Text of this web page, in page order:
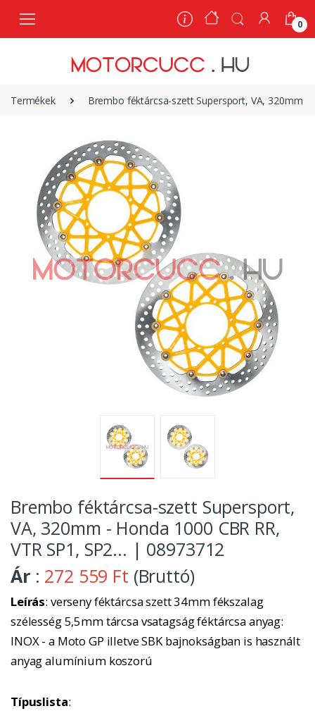
0
Termékek Brembo féktárcsa-szett Supersport, VA, 320mm -
Brembo féktárcsa-szett Supersport,
VA, 320mm - Honda 1000 CBR RR,
VTR SP1, SP2... | 08973712
Ár : 272 559 Ft (Bruttó)
Leírás: verseny féktárcsa szett 34mm fékszalag
szélesség 5,5mm tárcsa vsatagság féktárcsa anyag:
INOX - a Moto GP illetve SBK bajnokságban is használt
anyag alumínium koszorú
Típuslista:
0